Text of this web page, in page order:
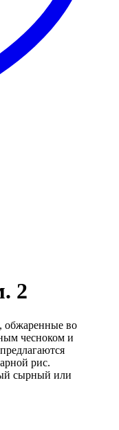
2
во
чесноком и
рис.
сырный или